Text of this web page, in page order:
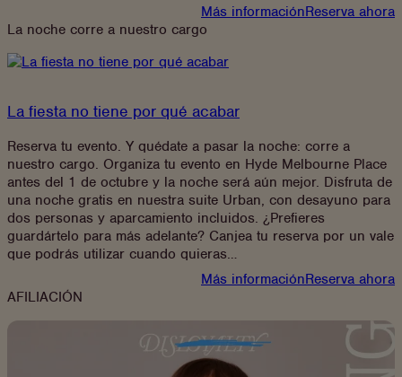
Más información:Reserva ahora
La noche corre a nuestro cargo
La fiesta no tiene por qué acabar
Reserva tu evento. Y quédate a pasar la noche: corre a
nuestro cargo. Organiza tu evento en Hyde Melbourne Place
antes del 1 de octubre y la noche será aún mejor. Disfruta de
una noche gratis en nuestra suite Urban, con desayuno para
dos personas y aparcamiento incluidos. ¿Prefieres
guardártelo para más adelante? Canjea tu reserva por un vale
que podrás utilizar cuando quieras…
Más información:Reserva ahora
AFILIACIÓN